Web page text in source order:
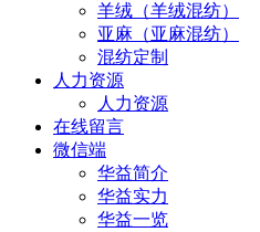
羊绒（羊绒混纺）
亚麻（亚麻混纺）
混纺定制
人力资源
人力资源
在线留言
微信端
华益简介
华益实力
华益一览